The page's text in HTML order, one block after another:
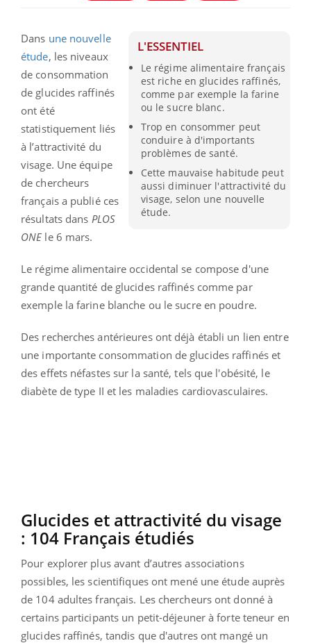
L'ESSENTIEL
Le régime alimentaire français
est riche en glucides raffinés,
comme par exemple la farine
ou le sucre blanc.
Trop en consommer peut
conduire à d'importants
problèmes de santé.
Cette mauvaise habitude peut
aussi diminuer l'attractivité du
visage, selon une nouvelle
étude.
Dans une nouvelle
étude, les niveaux
de consommation
de glucides raffinés
ont été
statistiquement liés
à l’attractivité du
visage. Une équipe
de chercheurs
français a publié ces
résultats dans PLOS
ONE le 6 mars.
Le régime alimentaire occidental se compose d'une
grande quantité de glucides raffinés comme par
exemple la farine blanche ou le sucre en poudre.
Des recherches antérieures ont déjà établi un lien entre
une importante consommation de glucides raffinés et
des effets néfastes sur la santé, tels que l'obésité, le
diabète de type II et les maladies cardiovasculaires.
Glucides et attractivité du visage
: 104 Français étudiés
Pour explorer plus avant d’autres associations
possibles, les scientifiques ont mené une étude auprès
de 104 adultes français. Les chercheurs ont donné à
certains participants un petit-déjeuner à forte teneur en
glucides raffinés, tandis que d'autres ont mangé un